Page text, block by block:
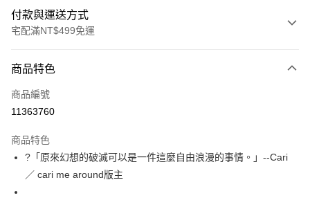
付款與運送方式
宅配滿NT$499免運
信用卡一次付款
運送方式
宅配
每筆NT$100，滿NT$499(含以上)免運費
商品特色
商品編號
11363760
商品特色
?「原來幻想的破滅可以是一件這麼自由浪漫的事情。」--Cari
／ cari me around版主